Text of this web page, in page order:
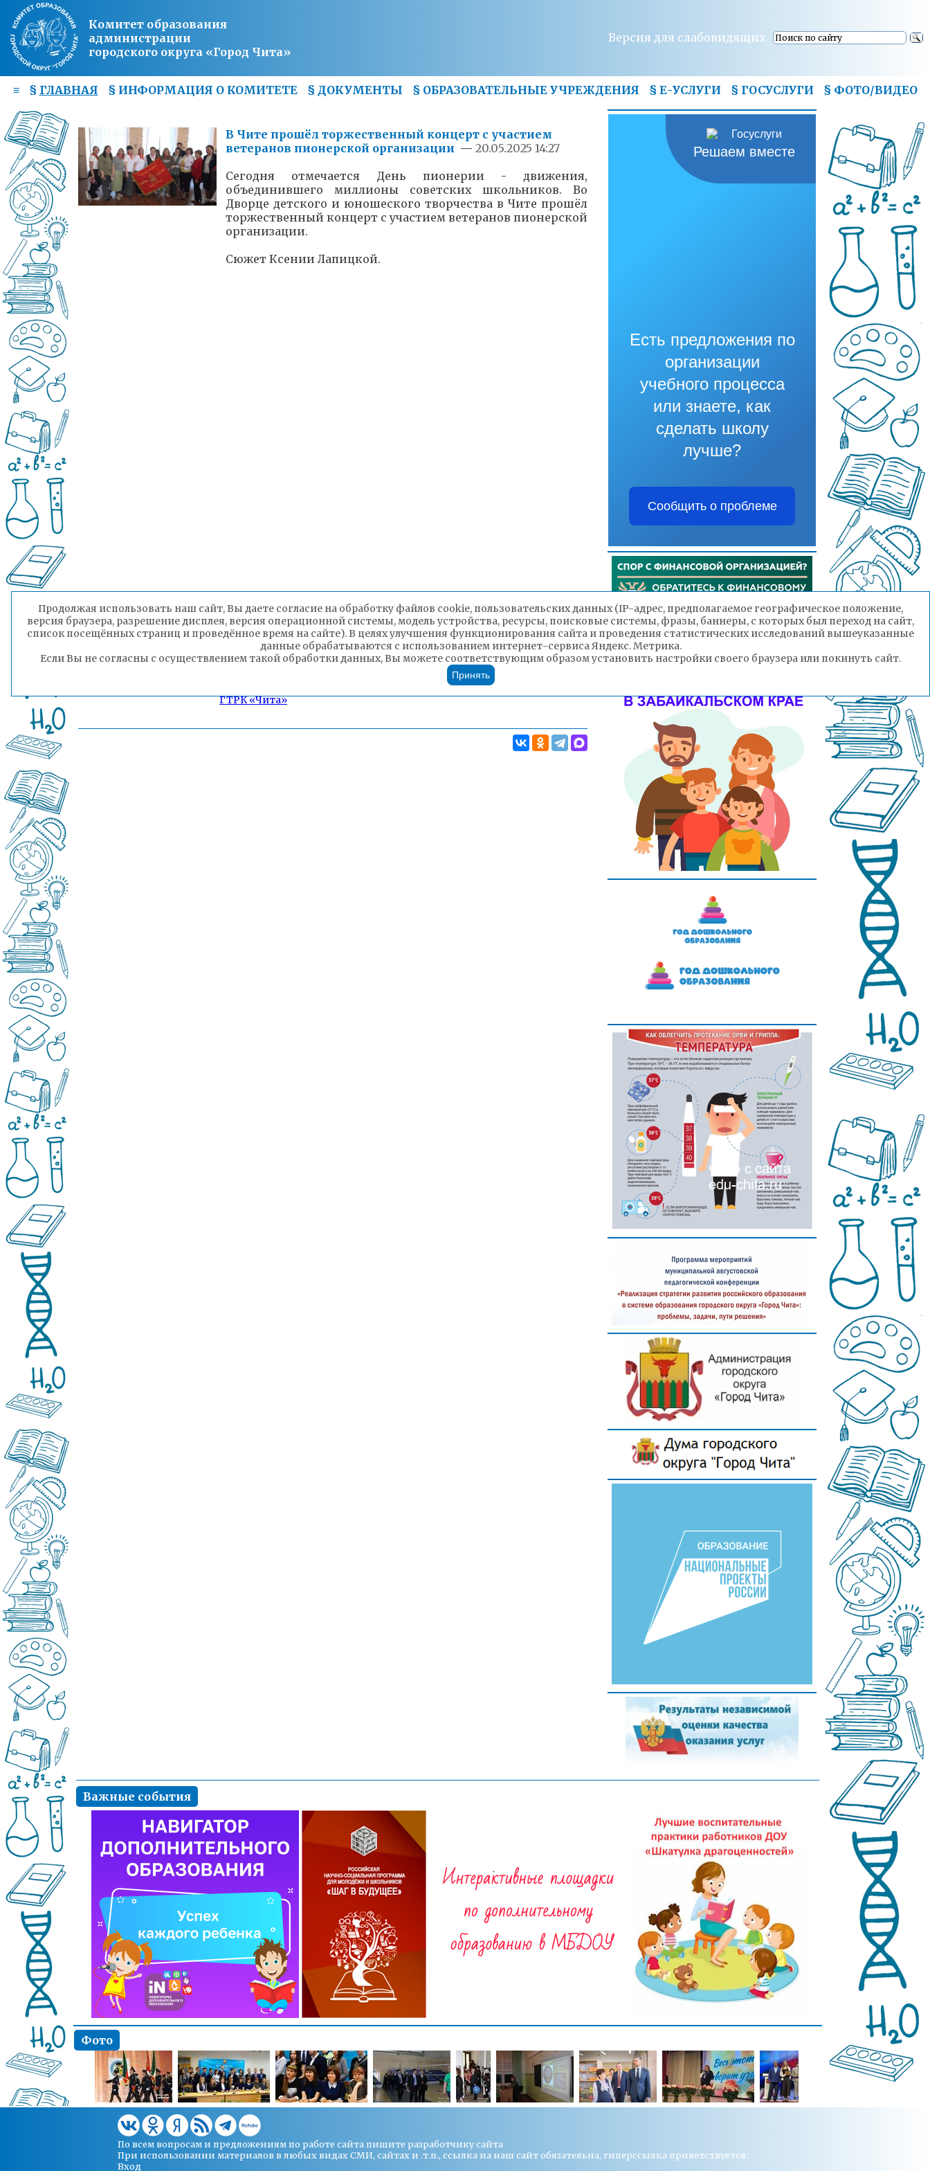
Комитет образования
администрации
городского округа «Город Чита»
Версия для слабовидящих
≡ § ГЛАВНАЯ § ИНФОРМАЦИЯ О КОМИТЕТЕ § ДОКУМЕНТЫ § ОБРАЗОВАТЕЛЬНЫЕ УЧРЕЖДЕНИЯ § Е-УСЛУГИ § ГОСУСЛУГИ § ФОТО/ВИДЕО
В Чите прошёл торжественный концерт с участием
ветеранов пионерской организации — 20.05.2025 14:27
Сегодня отмечается День пионерии - движения,
объединившего миллионы советских школьников. Во
Дворце детского и юношеского творчества в Чите прошёл
торжественный концерт с участием ветеранов пионерской
организации.
Сюжет Ксении Лапицкой.
ГТРК «Чита»
Решаем вместе
Есть предложения по
организации
учебного процесса
или знаете, как
сделать школу
лучше?
Сообщить о проблеме
Важные события
Фото
По всем вопросам и предложениям по работе сайта пишите разработчику сайта
При использовании материалов в любых видах СМИ, сайтах и .т.п., ссылка на наш сайт обязательна, гиперссылка приветствуется.
Вход
Продолжая использовать наш сайт, Вы даете согласие на обработку файлов cookie, пользовательских данных (IP-адрес, предполагаемое географическое положение,
версия браузера, разрешение дисплея, версия операционной системы, модель устройства, ресурсы, поисковые системы, фразы, баннеры, с которых был переход на сайт,
список посещённых страниц и проведённое время на сайте). В целях улучшения функционирования сайта и проведения статистических исследований вышеуказанные
данные обрабатываются с использованием интернет-сервиса Яндекс. Метрика.
Если Вы не согласны с осуществлением такой обработки данных, Вы можете соответствующим образом установить настройки своего браузера или покинуть сайт.
Принять